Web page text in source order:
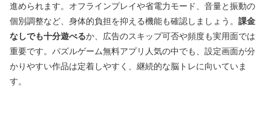
進められます。オフラインプレイや省電力モード、音量と振動の
個別調整など、身体的負担を抑える機能も確認しましょう。 課金
なしでも十分遊べるか、広告のスキップ可否や頻度も実用面では
重要です。パズルゲーム無料アプリ人気の中でも、設定画面が分
かりやすい作品は定着しやすく、継続的な脳トレに向いていま
す。